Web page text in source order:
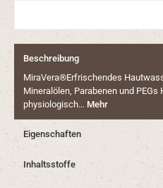
Beschreibung
MiraVera®Erfrischendes
Mineralölen, Parabenen und PEGs
physiologisch… Mehr
Eigenschaften
Inhaltsstoffe